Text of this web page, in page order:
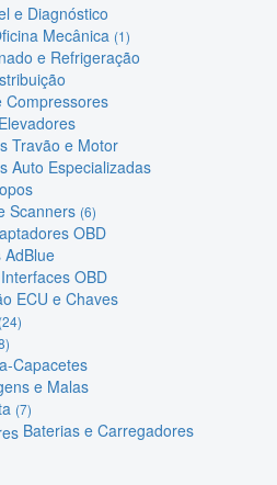
e Diagnóstico
Mecânica (1)
e Refrigeração
Compressores
Travão e Motor
Auto Especializadas
Scanners (6)
OBD
AdBlue
OBD
ECU e Chaves
(24)
Capacetes
e Malas
(7)
Baterias e Carregadores